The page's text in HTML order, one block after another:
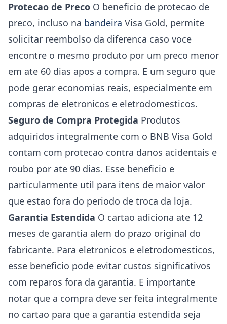
Protecao de Preco O beneficio de protecao de
preco, incluso na bandeira Visa Gold, permite
solicitar reembolso da diferenca caso voce
encontre o mesmo produto por um preco menor
em ate 60 dias apos a compra. E um seguro que
pode gerar economias reais, especialmente em
compras de eletronicos e eletrodomesticos.
Seguro de Compra Protegida Produtos
adquiridos integralmente com o BNB Visa Gold
contam com protecao contra danos acidentais e
roubo por ate 90 dias. Esse beneficio e
particularmente util para itens de maior valor
que estao fora do periodo de troca da loja.
Garantia Estendida O cartao adiciona ate 12
meses de garantia alem do prazo original do
fabricante. Para eletronicos e eletrodomesticos,
esse beneficio pode evitar custos significativos
com reparos fora da garantia. E importante
notar que a compra deve ser feita integralmente
no cartao para que a garantia estendida seja